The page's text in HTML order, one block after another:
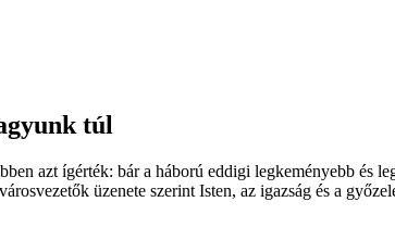
túl
azt ígérték: bár a háború eddigi legkeményebb és
üzenete szerint Isten, az igazság és a